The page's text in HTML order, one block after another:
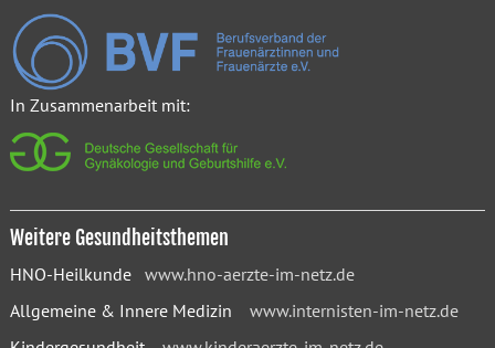
In Zusammenarbeit mit:
Weitere Gesundheitsthemen
HNO-Heilkunde www.hno-aerzte-im-netz.de
Allgemeine & Innere Medizin www.internisten-im-netz.de